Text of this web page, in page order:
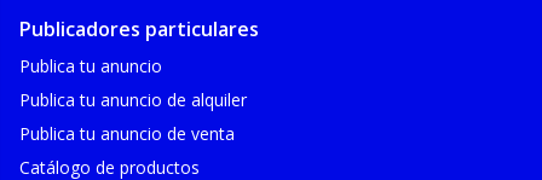
Publicadores particulares
Publica tu anuncio
Publica tu anuncio de alquiler
Publica tu anuncio de venta
Catálogo de productos